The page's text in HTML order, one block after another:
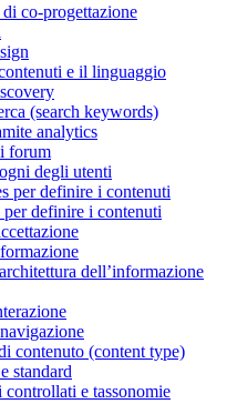
co-progettazione
e il linguaggio
(search keywords)
analytics
forum
degli utenti
per definire i contenuti
per definire i contenuti
dell’informazione
contenuto (content type)
standard
e tassonomie